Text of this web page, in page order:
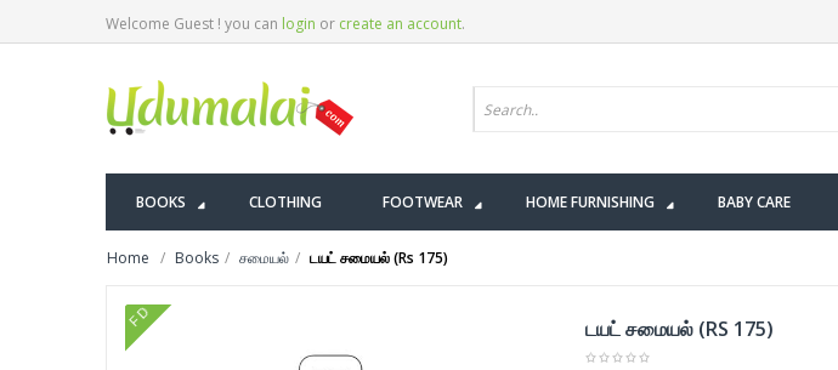
Welcome Guest ! you can login or create an account.
BOOKS CLOTHING FOOTWEAR HOME FURNISHING BABY CARE
Home Books சமையல் டயட் சமையல் (Rs 175)
FD டயட் சமையல் (RS 175)